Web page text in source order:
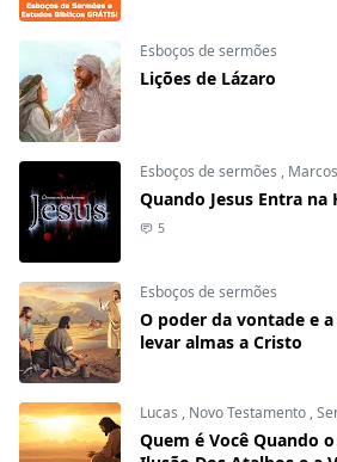
Esboços de sermões
Lições de Lázaro
Esboços de sermões , Marcos
Quando Jesus Entra na
5
Esboços de sermões
O poder da vontade e
levar almas a Cristo
Lucas , Novo Testamento ,
Quem é Você Quando